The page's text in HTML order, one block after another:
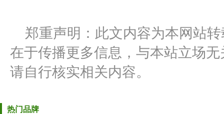
郑重声明：此文内容为本网站
在于传播更多信息，与本站立场
请自行核实相关内容。
热门品牌